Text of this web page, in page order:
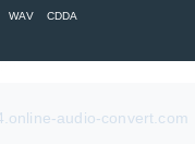
WAV CDDA
audio-convert.com